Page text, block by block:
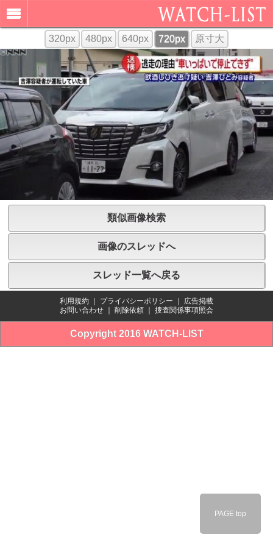
320px 480px 640px 720px 原寸大
類似画像検索
画像のスレッドへ
スレッド一覧へ戻る
利用規約 プライバシーポリシー
広告掲載
お問い合わせ
削除依頼 捜査関係事項照会
Copyright 2016 WATCH-LIST
PAGE top